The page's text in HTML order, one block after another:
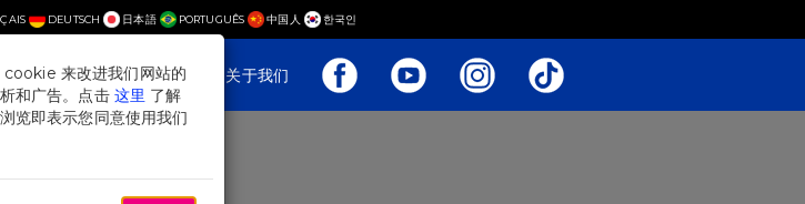
DEUTSCH 日本語 PORTUGUÊS 中国人 한국인
Your Visit 新聞與專題 关于我们
cookie 来改进我们网站的
和广告。点击 这里 了解
览即表示您同意使用我们